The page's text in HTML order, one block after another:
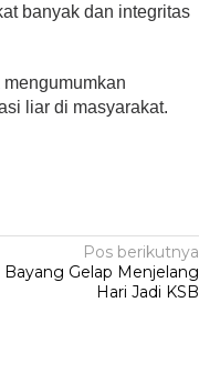
banyak dan integritas
liar di masyarakat.
Pos berikutnya
Gelap Menjelang
Hari Jadi KSB